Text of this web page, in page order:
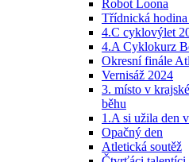
Robot Loona
Třídnická
4.C cyklovýlet
4.A Cyklokurz
Okresní finále
Vernisáž 2024
3. místo v
běhu
1.A si užila den
Opačný den
Atletická soutěž